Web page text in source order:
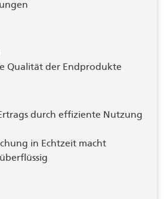
Qualität der Endprodukte
durch effiziente Nutzung
in Echtzeit macht